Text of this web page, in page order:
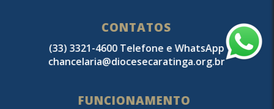
CONTATOS
(33) 3321-4600 Telefone e WhatsApp
chancelaria@diocesecaratinga.org.br
FUNCIONAMENTO